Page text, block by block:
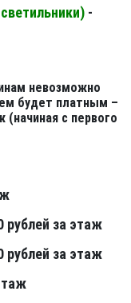
) -
невозможно
будет платным –
(начиная с первого
рублей за этаж
рублей за этаж